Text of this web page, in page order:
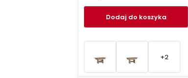
Dodaj do koszyka
+2